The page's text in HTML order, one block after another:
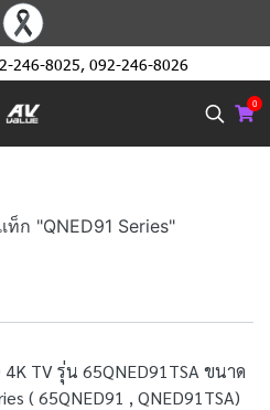
246-8025, 092-246-8026
0
ก "QNED91 Series"
4K TV รุ่น 65QNED91TSA ขนาด
( 65QNED91 , QNED91TSA)